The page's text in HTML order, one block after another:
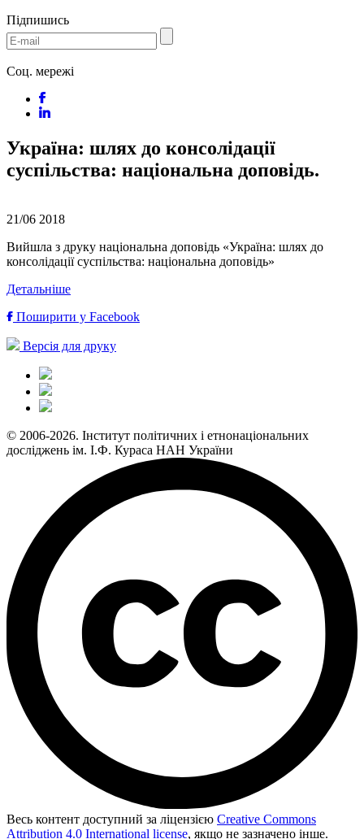
Підпишись
Соц. мережі
Україна: шлях до консолідації
суспільства: національна доповідь.
21/06 2018
Вийшла з друку національна доповідь «Україна: шлях до
консолідації суспільства: національна доповідь»
Детальніше
Поширити у Facebook
Версія для друку
© 2006-2026. Інститут політичних і етнонаціональних
досліджень ім. І.Ф. Кураса НАН України
Весь контент доступний за ліцензією Creative Commons
Attribution 4.0 International license, якщо не зазначено інше.